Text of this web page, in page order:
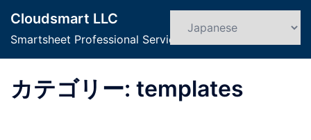
ン
Cloudsmart LLC
Smartsheet Professional Service
ト
グ
カテゴリー: templates